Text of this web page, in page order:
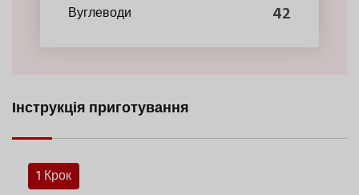
Вуглеводи 42
Інструкція приготування
1 Крок